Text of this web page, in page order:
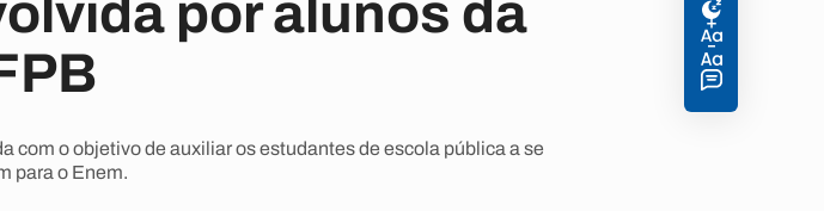
por alunos da
com o objetivo de auxiliar os estudantes de escola pública a se
para o Enem.